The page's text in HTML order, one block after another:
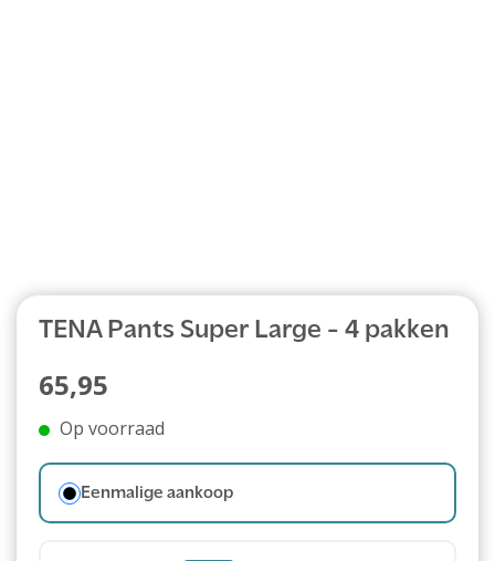
TENA Pants Super Large - 4 pakken
65,95
Op voorraad
Eenmalige aankoop